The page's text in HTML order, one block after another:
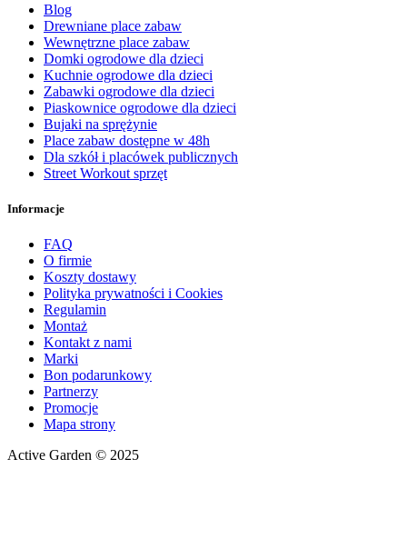
Blog
Drewniane place zabaw
Wewnętrzne place zabaw
Domki ogrodowe dla dzieci
Kuchnie ogrodowe dla dzieci
Zabawki ogrodowe dla dzieci
Piaskownice ogrodowe dla dzieci
Bujaki na sprężynie
Place zabaw dostępne w 48h
Dla szkół i placówek publicznych
Street Workout sprzęt
Informacje
FAQ
O firmie
Koszty dostawy
Polityka prywatności i Cookies
Regulamin
Montaż
Kontakt z nami
Marki
Bon podarunkowy
Partnerzy
Promocje
Mapa strony
Active Garden © 2025